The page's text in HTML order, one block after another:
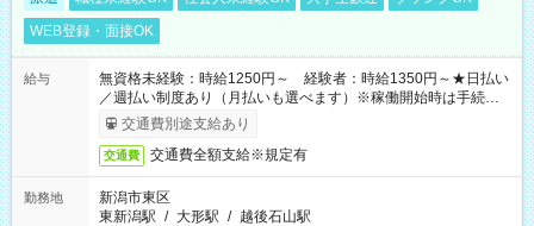
WEB登録・面接OK
給与
無資格未経験：時給1250円～ 経験者：時給1350円～★日払い
／週払い制度あり（月払いも選べます）※稼働開始時は手続き完
了次第のお支払いとなります。
交通費別途支給あり
交通費 交通費全額支給※規定有
勤務地
新潟市東区
東新潟駅 / 大形駅 / 越後石山駅